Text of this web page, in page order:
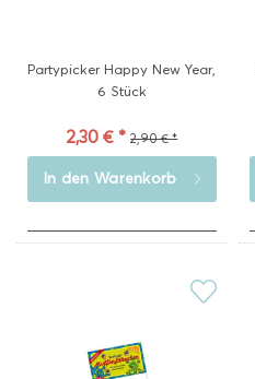
Partypicker Happy New Year,
6 Stück
2,30 € * 2,90 € *
In den Warenkorb